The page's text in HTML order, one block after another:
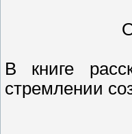
В книге
стремлении